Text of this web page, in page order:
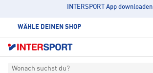
INTERSPORT App downloaden
WÄHLE DEINEN SHOP
Wonach suchst du?